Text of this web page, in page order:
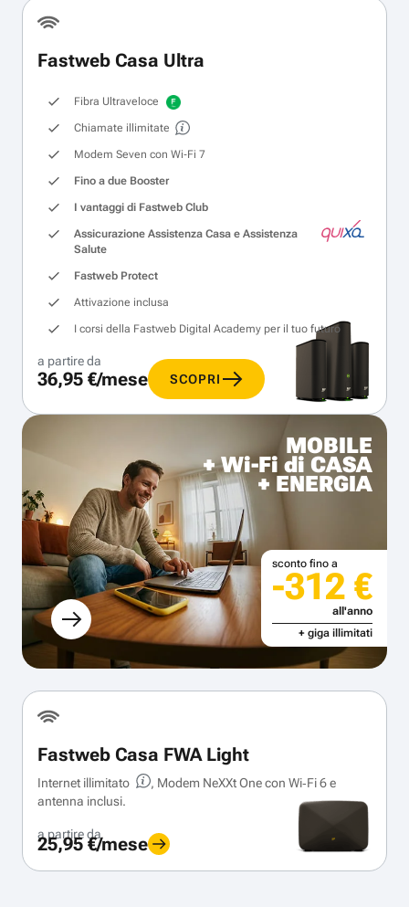
Fastweb Casa Ultra
Fibra Ultraveloce
Chiamate illimitate
Modem Seven con Wi‑Fi 7
Fino a due Booster
I vantaggi di Fastweb Club
Assicurazione Assistenza Casa e Assistenza
Salute
Fastweb Protect
Attivazione inclusa
I corsi della Fastweb Digital Academy per il tuo futuro
a partire da
36,95 €/mese SCOPRI
MOBILE
+ Wi-Fi di CASA
+ ENERGIA
sconto fino a
-312 €
all'anno
+ giga illimitati
Fastweb Casa FWA Light
Internet illimitato
, Modem NeXXt One con Wi‑Fi 6 e
antenna inclusi.
a partire da
25,95 €/mese